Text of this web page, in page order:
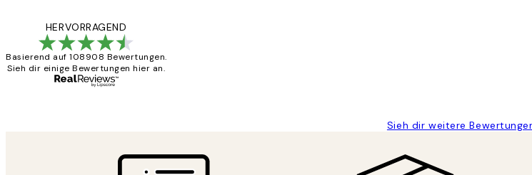
HERVORRAGEND
Basierend auf 108908 Bewertungen.
Sieh dir einige Bewertungen hier an.
Sieh dir weitere